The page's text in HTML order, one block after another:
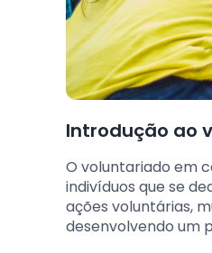
Introdução ao
O voluntariado em
indivíduos que se
ações voluntárias,
desenvolvendo um